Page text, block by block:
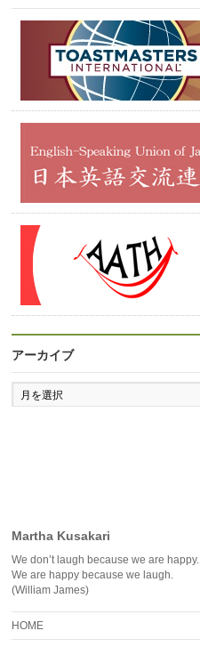
アーカイブ
ア
ー
Martha Kusakari
We don’t laugh because we are happy.
We are happy because we laugh.
(William James)
HOME